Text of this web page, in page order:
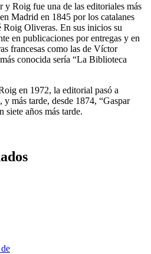
Roig fue una de las editoriales más
Madrid en 1845 por los catalanes
Roig Oliveras. En sus inicios su
en publicaciones por entregas y en
francesas como las de Víctor
conocida sería “La Biblioteca
en 1972, la editorial pasó a
más tarde, desde 1874, “Gaspar
siete años más tarde.